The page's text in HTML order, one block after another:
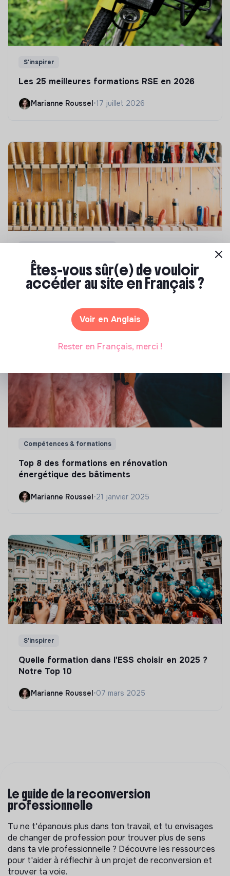
S'inspirer
Les 25 meilleures formations RSE en 2026
Marianne Roussel •17 juillet 2026
Comment se former à la transition écologique
Compétences & formations
Top 8 des formations en rénovation
énergétique des bâtiments
Marianne Roussel•21 janvier 2025
S'inspirer
Quelle formation dans l'ESS choisir en 2025 ?
Notre Top 10
Marianne Roussel •07 mars 2025
Le guide de la reconversion
professionnelle
Tu ne t'épanouis plus dans ton travail, et tu envisages
de changer de profession pour trouver plus de sens
dans ta vie professionnelle ? Découvre les ressources
pour t'aider à réflechir à un projet de reconversion et
trouver ta voie.
Êtes-vous sûr(e) de vouloir
accéder au site en Français ?
Voir en Anglais
Rester en Français, merci !